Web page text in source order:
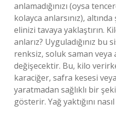
anlamadığınızı (oysa
kolayca anlarsınız),
elinizi tavaya yaklaştırın.
anlarız? Uyguladığınız bu
renksiz, soluk saman veya
değişecektir. Bu, kilo
karaciğer, safra kesesi
yaratmadan sağlıklı bir
gösterir. Yağ yaktığını